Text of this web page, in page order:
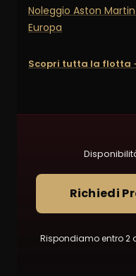
Noleggio Aston
Europa
Scopri tutta la flotta
Richiedi
Rispondiamo entro 2